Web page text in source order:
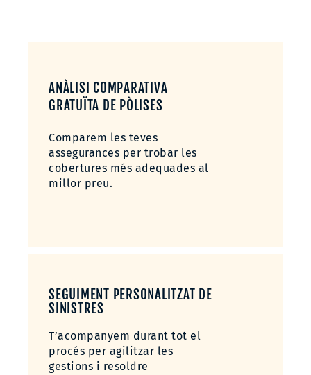
ANÀLISI COMPARATI VA
GRATUÏTA DE PÒ LISES
Comparem les teves
assegurances per trobar les
cobertures més adequades al
millor preu.
SEGUIMENT PERSONALITZAT DE
SINISTRES
T’acompanyem durant tot el
procés per agilitzar les
gestions i resoldre